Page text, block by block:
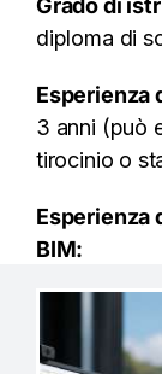
Grado di
diploma di
Esperienza
3 anni (può
tirocinio o
Esperienza
BIM:
sostituita
equivalente)